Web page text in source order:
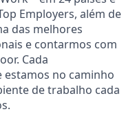
Employers, além de
das melhores
e contarmos com
Cada
no caminho
de trabalho cada